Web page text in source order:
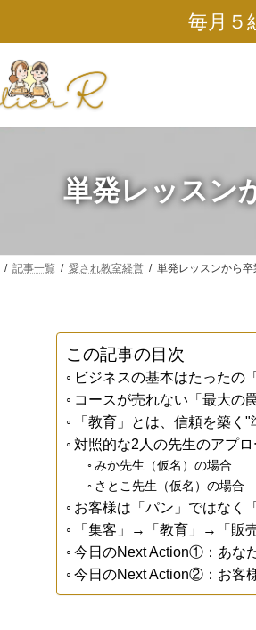
毎月５
単発レッスン
記事一覧 愛され教室経営 単発レッスンから
この記事の目次
ビジネスの基本はたったの
コースが売れない「最大の罠
「教育」とは、信頼を築く"
対照的な2人の先生のアプロ
みか先生（仮名）の場合
さとこ先生（仮名）の場合
お客様は「パン」ではなく
「集客」→「教育」→「販
今日のNext Action①：あな
今日のNext Action②：お客